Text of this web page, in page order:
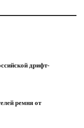
дрифт-
ремня от